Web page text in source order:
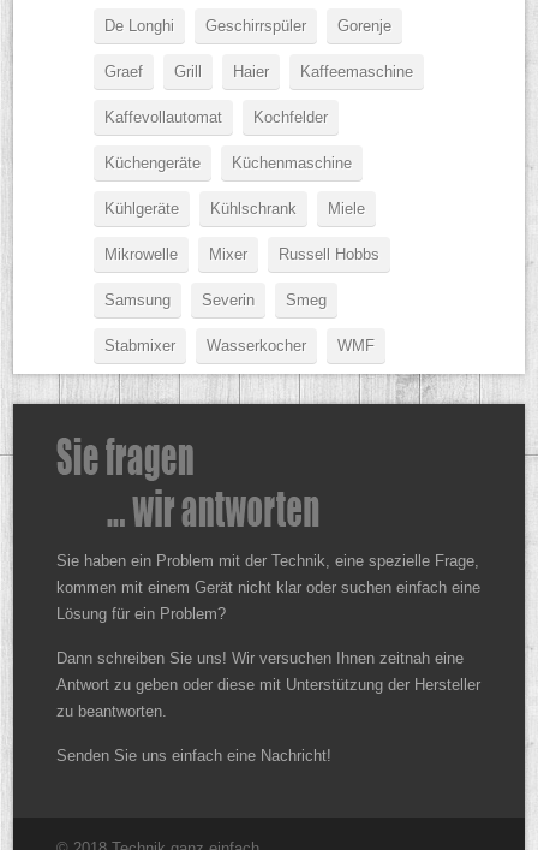
De Longhi Geschirrspüler Gorenje
Graef Grill Haier Kaffeemaschine
Kaffevollautomat Kochfelder
Küchengeräte Küchenmaschine
Kühlgeräte Kühlschrank Miele
Mikrowelle Mixer Russell Hobbs
Samsung Severin Smeg
Stabmixer Wasserkocher WMF
Sie haben ein Problem mit der Technik, eine spezielle Frage,
kommen mit einem Gerät nicht klar oder suchen einfach eine
Lösung für ein Problem?
Dann schreiben Sie uns! Wir versuchen Ihnen zeitnah eine
Antwort zu geben oder diese mit Unterstützung der Hersteller
zu beantworten.
Senden Sie uns einfach eine Nachricht!